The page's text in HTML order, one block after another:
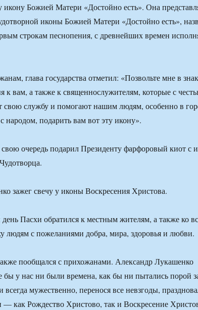
икону Божией Матери «Достойно есть». Она
иконы Божией Матери «Достойно есть»,
строкам песнопения, с древнейших времен
глава государства отметил: «Позвольте мне в знак
к вам, а также к священнослужителям, которые с
свою службу и помогают нашим людям, особенно в
народом, подарить вам вот эту икону».
свою очередь подарил Президенту фарфоровый киот с
зажег свечу у иконы Воскресения Христова.
день Пасхи обратился к местным жителям, а также ко
людям с пожеланиями добра, мира, здоровья и любви.
пообщался с прихожанами. Александр Лукашенко
бы у нас ни были времена, как бы ни пытались порой
всегда мужественно, перенося все невзгоды,
— как Рождество Христово, так и Воскресение